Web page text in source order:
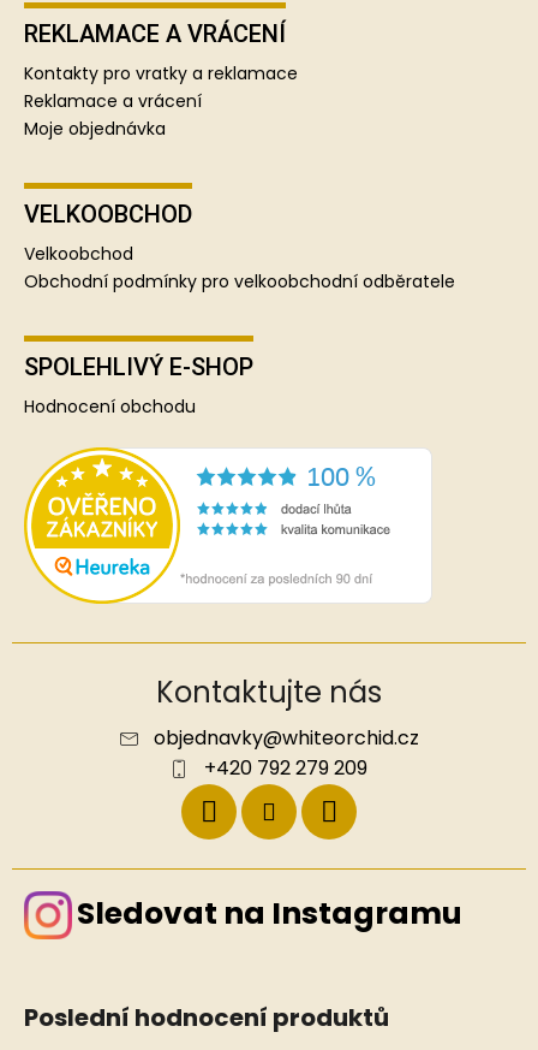
REKLAMACE A VRÁCENÍ
Kontakty pro vratky a reklamace
Reklamace a vrácení
Moje objednávka
VELKOOBCHOD
Velkoobchod
Obchodní podmínky pro velkoobchodní odběratele
SPOLEHLIVÝ E-SHOP
Hodnocení obchodu
Kontaktujte nás
objednavky@whiteorchid.cz
+420 792 279 209
Sledovat na Instagramu
Poslední hodnocení produktů